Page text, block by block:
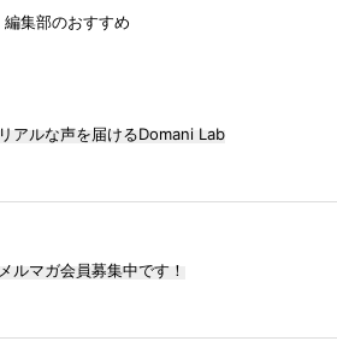
編集部のおすすめ
リアルな声を届けるDomani Lab
メルマガ会員募集中です！